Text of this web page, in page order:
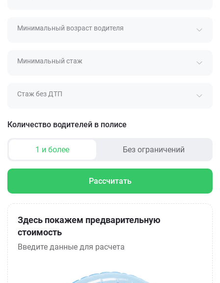
Минимальный возраст водителя
Минимальный стаж
Стаж без ДТП
Количество водителей в полисе
1 и более Без ограничений
Рассчитать
Здесь покажем предварительную
стоимость
Введите данные для расчета